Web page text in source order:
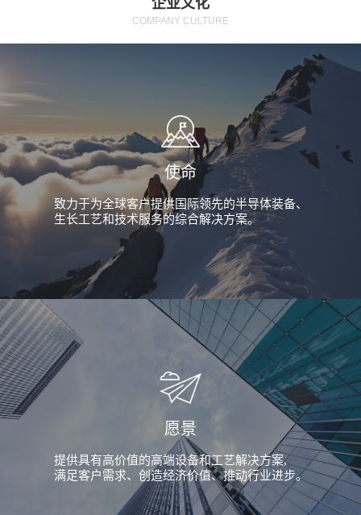
COMPANY CULTURE
使命
致力于为全球客户提供国际领先的半导体装备、
生长工艺和技术服务的综合解决方案。
愿景
提供具有高价值的高端设备和工艺解决方案,
满足客户需求、创造经济价值、推动行业进步。